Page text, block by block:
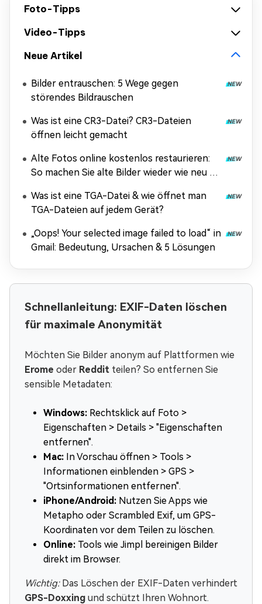
Foto-Tipps
Video-Tipps
Neue Artikel
Bilder entrauschen: 5 Wege gegen
störendes Bildrauschen
Was ist eine CR3-Datei? CR3-Dateien
öffnen leicht gemacht
Alte Fotos online kostenlos restaurieren:
So machen Sie alte Bilder wieder wie neu –
Was ist eine TGA-Datei & wie öffnet man
TGA-Dateien auf jedem Gerät?
„Oops! Your selected image failed to load“ in
Gmail: Bedeutung, Ursachen & 5 Lösungen
Schnellanleitung: EXIF-Daten löschen
für maximale Anonymität
Möchten Sie Bilder anonym auf Plattformen wie
Erome oder Reddit teilen? So entfernen Sie
sensible Metadaten:
Windows: Rechtsklick auf Foto >
Eigenschaften > Details > "Eigenschaften
entfernen".
Mac: In Vorschau öffnen > Tools >
Informationen einblenden > GPS >
"Ortsinformationen entfernen".
iPhone/Android: Nutzen Sie Apps wie
Metapho oder Scrambled Exif, um GPS-
Koordinaten vor dem Teilen zu löschen.
Online: Tools wie Jimpl bereinigen Bilder
direkt im Browser.
Wichtig:Das Löschen der EXIF-Daten verhindert
GPS-Doxxing und schützt Ihren Wohnort.